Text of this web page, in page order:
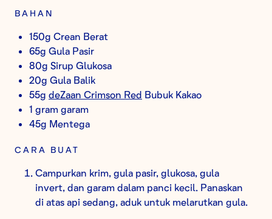
BAHAN
150g Crean Berat
65g Gula Pasir
80g Sirup Glukosa
20g Gula Balik
55g deZaan Crimson Red Bubuk Kakao
1 gram garam
45g Mentega
CARA BUAT
Campurkan krim, gula pasir, glukosa, gula
invert, dan garam dalam panci kecil. Panaskan
di atas api sedang, aduk untuk melarutkan gula.